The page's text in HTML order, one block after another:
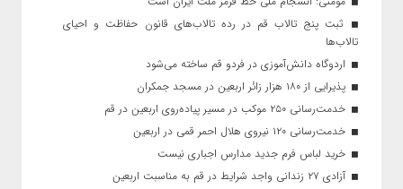
ثبت پنج تالاب قم در رده تالاب‌های قانون حفاظت و احیای
تالاب‌ها
اردوگاه دانش‌آموزی در فردو قم ساخته می‌شود
پذیرایی از ۱۸۰ هزار زائر اربعین در مسجد جمکران
خدمت‌رسانی ۲۵۰ موکب در مسیر پیاده‌روی اربعین در قم
خدمت‌رسانی ۱۲۰ نیروی هلال احمر قمی در اربعین
خرید لباس فرم جدید مدارس اجباری نیست
آزادی ۲۷ زندانی واجد شرایط در قم به مناسبت اربعین